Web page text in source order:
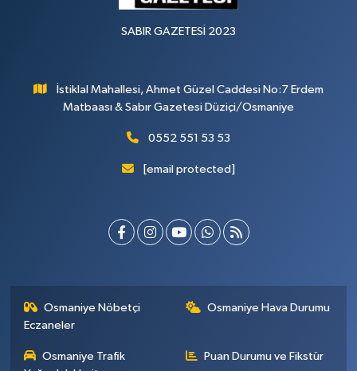
SABIR GAZETESİ 2023
İstiklal Mahallesi, Ahmet Güzel Caddesi No:7 Erdem
Matbaası & Sabır Gazetesi Düziçi/Osmaniye
0552 551 53 53
[email protected]
Osmaniye Nöbetçi
Eczaneler
Osmaniye Hava Durumu
Osmaniye Trafik
Puan Durumu ve Fikstür